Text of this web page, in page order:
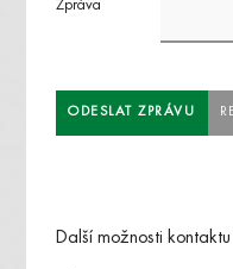
Zpráva
Další možnosti kontaktu